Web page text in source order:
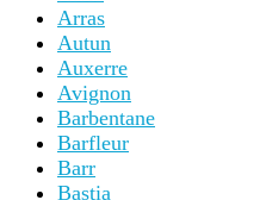
Arras
Autun
Auxerre
Avignon
Barbentane
Barfleur
Barr
Bastia